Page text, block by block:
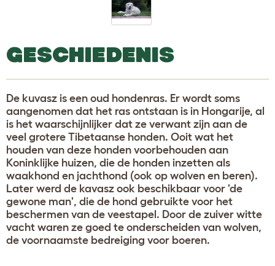
GESCHIEDENIS
De kuvasz is een oud hondenras. Er wordt soms
aangenomen dat het ras ontstaan is in Hongarije, al
is het waarschijnlijker dat ze verwant zijn aan de
veel grotere Tibetaanse honden. Ooit wat het
houden van deze honden voorbehouden aan
Koninklijke huizen, die de honden inzetten als
waakhond en jachthond (ook op wolven en beren).
Later werd de kavasz ook beschikbaar voor 'de
gewone man', die de hond gebruikte voor het
beschermen van de veestapel. Door de zuiver witte
vacht waren ze goed te onderscheiden van wolven,
de voornaamste bedreiging voor boeren.